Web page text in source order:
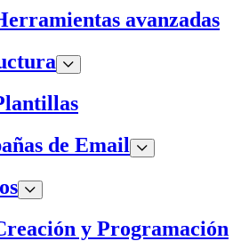
avanzadas
de Email
y Programación